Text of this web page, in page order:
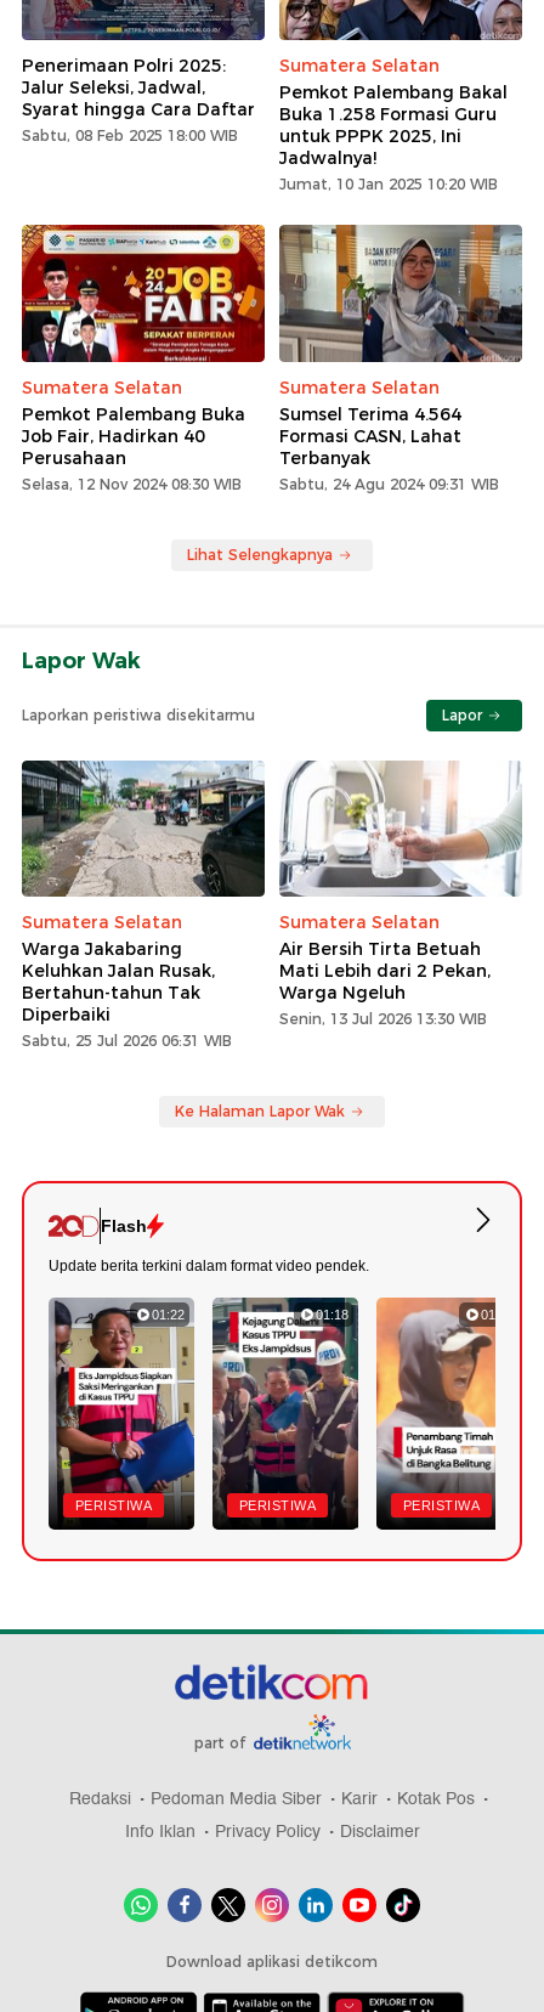
Penerimaan Polri 2025:
Jalur Seleksi, Jadwal,
Syarat hingga Cara Daftar
Sabtu, 08 Feb 2025 18:00 WIB
Sumatera Selatan
Pemkot Palembang Bakal
Buka 1.258 Formasi Guru
untuk PPPK 2025, Ini
Jadwalnya!
Jumat, 10 Jan 2025 10:20 WIB
Sumatera Selatan
Pemkot Palembang Buka
Job Fair, Hadirkan 40
Perusahaan
Selasa, 12 Nov 2024 08:30 WIB
Sumatera Selatan
Sumsel Terima 4.564
Formasi CASN, Lahat
Terbanyak
Sabtu, 24 Agu 2024 09:31 WIB
Lihat Selengkapnya
Lapor Wak
Laporkan peristiwa disekitarmu Lapor
Sumatera Selatan
Warga Jakabaring
Keluhkan Jalan Rusak,
Bertahun-tahun Tak
Diperbaiki
Sabtu, 25 Jul 2026 06:31 WIB
Sumatera Selatan
Air Bersih Tirta Betuah
Mati Lebih dari 2 Pekan,
Warga Ngeluh
Senin, 13 Jul 2026 13:30 WIB
Ke Halaman Lapor Wak
Flash
Update berita terkini dalam format video pendek.
01:22
PERISTIWA
01:18
PERISTIWA
01:11
PERISTIWA
part of
Redaksi Pedoman Media Siber Karir
Kotak Pos
Info Iklan
Privacy Policy Disclaimer
Download aplikasi detikcom